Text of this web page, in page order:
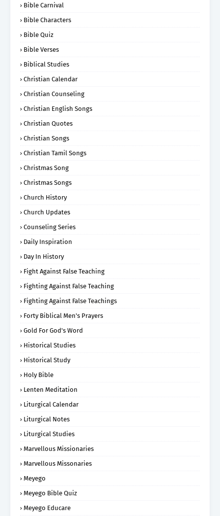
Bible Carnival
Bible Characters
Bible Quiz
Bible Verses
Biblical Studies
Christian Calendar
Christian Counseling
Christian English Songs
Christian Quotes
Christian Songs
Christian Tamil Songs
Christmas Song
Christmas Songs
Church History
Church Updates
Counseling Series
Daily Inspiration
Day In History
Fight Against False Teaching
Fighting Against False Teaching
Fighting Against False Teachings
Forty Biblical Men's Prayers
Gold For God's Word
Historical Studies
Historical Study
Holy Bible
Lenten Meditation
Liturgical Calendar
Liturgical Notes
Liturgical Studies
Marvellous Missionaries
Marvellous Missonaries
Meyego
Meyego Bible Quiz
Meyego Educare